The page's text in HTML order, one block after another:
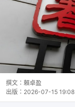
撰文： 賴卓盈
出版： 2026-07-15 19:08